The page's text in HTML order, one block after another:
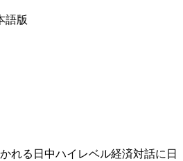
語版
れる日中ハイレベル経済対話に日